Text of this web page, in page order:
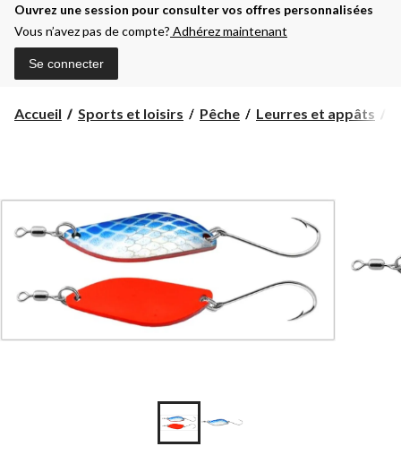
Ouvrez une session pour consulter vos offres personnalisées
Vous n’avez pas de compte? Adhérez maintenant
Se connecter
Accueil Sports et loisirs Pêche Leurres et appâts